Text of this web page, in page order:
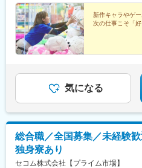
那市・塩尻市・佐久市■東海
市・北方町静岡／浜松市・磐
市・豊橋市・蒲郡市・一宮市
松阪市■関西滋賀／大津市大阪
中国・四国鳥取／米子市・鳥
野駅、柳原駅(長野県)、今井駅
松本駅、西上田駅、元善光寺
各務原市役所前駅、美江寺駅
駅、御厨駅(静岡県)、西焼津駅
前駅、三河鹿島駅、名鉄一宮
路駅、後藤駅、湖山駅、周布
駅(広島県)、商工センター入
津田沼駅、成増駅、新庄田中
県)、栄町駅(愛知県)、尾張一
町駅、新井口駅、久屋大通駅
新作キャラやゲ
次の仕事こそ「
気になる
総合職／全国募集／未経験
独身寮あり
セコム株式会社【プライム市場】